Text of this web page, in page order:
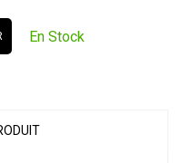
En Stock